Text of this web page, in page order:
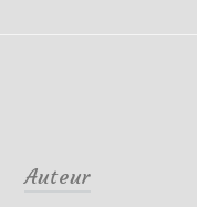
Auteur